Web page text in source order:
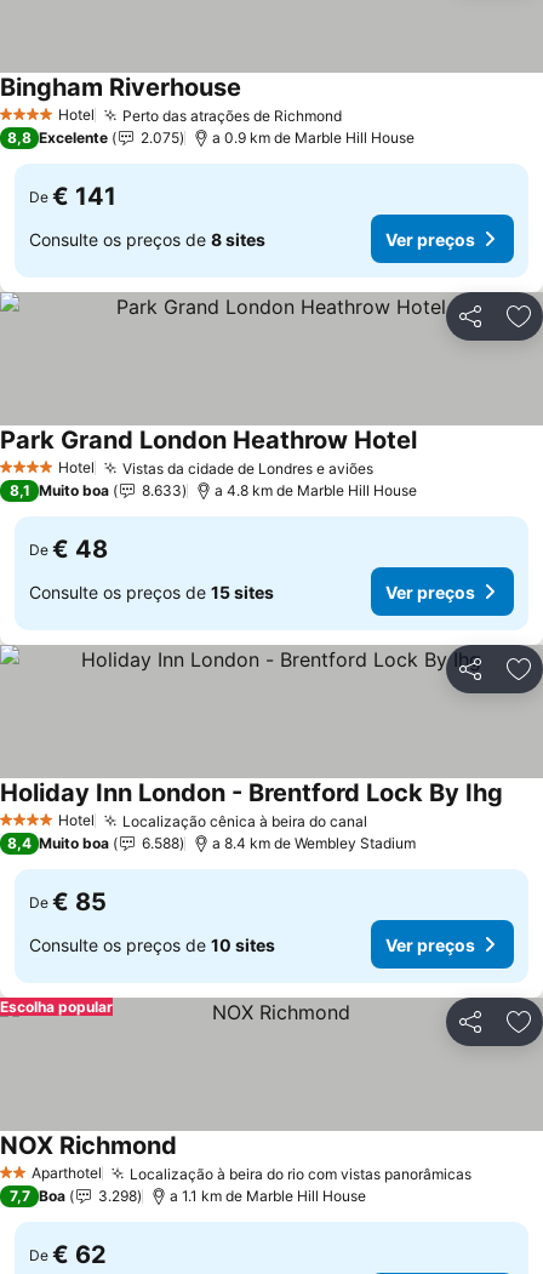
4 EstrelasHotel Perto das atrações de RichmondVer preços
Bingham Riverhouse
8,8 Excelente 2.075 a 0.9 km de Marble Hill House
De € 141
Consulte os preços de 8 sites Ver preços
Partilhar
4 EstrelasHotel Vistas da cidade de Londres e aviõesVer preços
Park Grand London Heathrow HotelVer preços
8,1 Muito boa 8.633 a 4.8 km de Marble Hill House
De € 48
Consulte os preços de 15 sites Ver preços
Partilhar
4 EstrelasHotel Localização cênica à beira do canal
Holiday Inn London - Brentford Lock By Ihg
8,4 Muito boa 6.588 a 8.4 km de Wembley Stadium
De € 85
Consulte os preços de 10 sites Ver preços
Partilhar
Escolha popular
2 EstrelasAparthotel Localização à beira do rio com vistas panorâmicasVer
NOX Richmond
7,7 Boa 3.298 a 1.1 km de Marble Hill House
De € 62